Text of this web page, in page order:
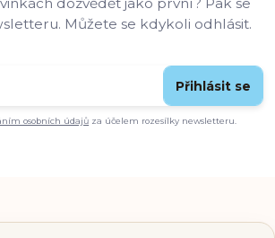
Můžete se kdykoli odhlásit.
Přihlásit se
osobních údajů za účelem rozesílky newsletteru.